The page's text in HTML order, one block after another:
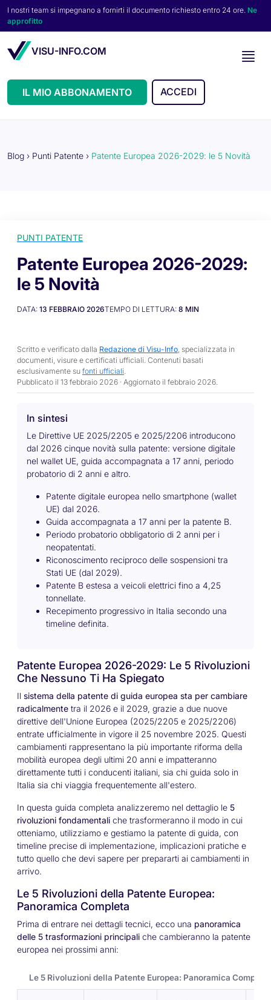
I nostri team si impegnano a fornirti il documento richiesto entro 24 ore. Ne
approfitto
VISU-INFO.COM
IL MIO ABBONAMENTO ACCEDI
Blog › Punti Patente › Patente Europea 2026-2029: le 5 Novità
PUNTI PATENTE
Patente Europea 2026-2029:
le 5 Novità
DATA: 13 FEBBRAIO 2026TEMPO DI LETTURA: 8 MIN
Scritto e verificato dalla Redazione di Visu-Info, specializzata in
documenti, visure e certificati ufficiali. Contenuti basati
esclusivamente su fonti ufficiali.
Pubblicato il 13 febbraio 2026 · Aggiornato il febbraio 2026.
In sintesi
Le Direttive UE 2025/2205 e 2025/2206 introducono
dal 2026 cinque novità sulla patente: versione digitale
nel wallet UE, guida accompagnata a 17 anni, periodo
probatorio di 2 anni e altro.
Patente digitale europea nello smartphone (wallet
UE) dal 2026.
Guida accompagnata a 17 anni per la patente B.
Periodo probatorio obbligatorio di 2 anni per i
neopatentati.
Riconoscimento reciproco delle sospensioni tra
Stati UE (dal 2029).
Patente B estesa a veicoli elettrici fino a 4,25
tonnellate.
Recepimento progressivo in Italia secondo una
timeline definita.
Patente Europea 2026-2029: Le 5 Rivoluzioni
Che Nessuno Ti Ha Spiegato
Il sistema della patente di guida europea sta per cambiare
radicalmente tra il 2026 e il 2029, grazie a due nuove
direttive dell'Unione Europea (2025/2205 e 2025/2206)
entrate ufficialmente in vigore il 25 novembre 2025. Questi
cambiamenti rappresentano la più importante riforma della
mobilità europea degli ultimi 20 anni e impatteranno
direttamente tutti i conducenti italiani, sia chi guida solo in
Italia sia chi viaggia frequentemente all'estero.
In questa guida completa analizzeremo nel dettaglio le 5
rivoluzioni fondamentali che trasformeranno il modo in cui
otteniamo, utilizziamo e gestiamo la patente di guida, con
timeline precise di implementazione, implicazioni pratiche e
tutto quello che devi sapere per prepararti ai cambiamenti in
arrivo.
Le 5 Rivoluzioni della Patente Europea:
Panoramica Completa
Prima di entrare nei dettagli tecnici, ecco una panoramica
delle 5 trasformazioni principali che cambieranno la patente
europea nei prossimi anni:
Le 5 Rivoluzioni della Patente Europea: Panoramica Completa